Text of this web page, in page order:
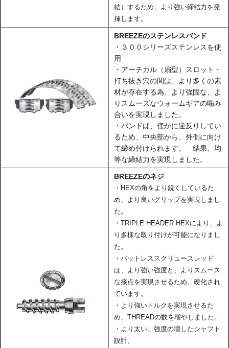
結）するため、より強い締結力を発
揮します。
BREEZEのステンレスバンド
・３００シリーズステンレスを使
用
・アーチカル（扇型）スロット・
打ち抜き穴の間は、より多くの素
材が存在する為、より強固な、よ
りスムーズなウォームギアの噛み
合いを実現しました。
・バンドは、僅かに逆反りしてい
るため、中央部から、外側に向け
て締め付けられます。 結果、均
等な締結力を実現しました。
BREEZEのネジ
・HEXの角をより鋭くしているた
め、より良いグリップを実現しまし
た。
・TRIPLE HEADER HEXにより、よ
り多様な取り付けが可能になりまし
た。
・バットレススクリュースレッド
は、より強い強度と、よりスムース
な接点を実現させるため、硬化され
ています。
・より強いトルクを実現させるた
め、THREADの数を増やしました。
・より太い、強度の増したシャフト
設計。